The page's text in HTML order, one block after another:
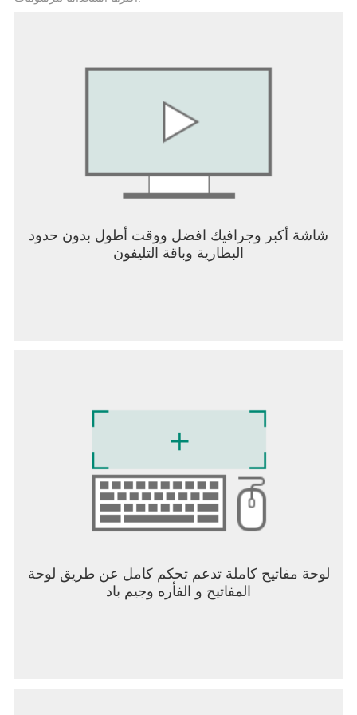
الخدمة:
https://www.premiumtuberapp.com/service
شاشة أكبر وجرافيك افضل ووقت أطول بدون حدود
البطارية وباقة التليفون
لوحة مفاتيح كاملة تدعم تحكم كامل عن طريق لوحة
المفاتيح و الفأره وجيم باد